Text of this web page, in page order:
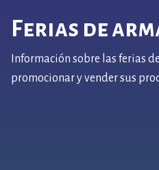
Ferias de
Información sobre las ferias
promocionar y vender sus